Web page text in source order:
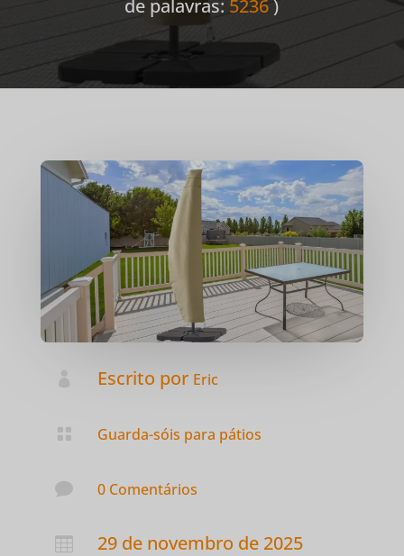
de palavras: 5236)
Escrito por Eric
 Guarda-sóis para pátios
 0 Comentários
 29 de novembro de 2025